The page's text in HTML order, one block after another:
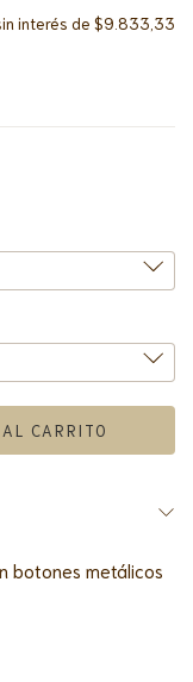
interés de $9.833,33
botones metálicos